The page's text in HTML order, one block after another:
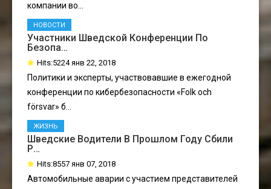
компании во...
Участники Шведской Конференции По
Безопа…
Hits:5224 янв 22, 2018
НОВОСТИ
Политики и эксперты, участвовавшие в ежегодной
конференции по кибербезопасности «Folk och
försvar» б...
Шведские Водители В Прошлом Году Сбили
Р…
Hits:8557 янв 07, 2018
ЖИЗНЬ
Автомобильные аварии с участием представителей